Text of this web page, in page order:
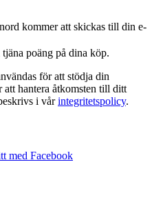
kommer att skickas till din e-
poäng på dina köp.
för att stödja din
att hantera åtkomsten till ditt
i vårintegritetspolicy.
med Facebook